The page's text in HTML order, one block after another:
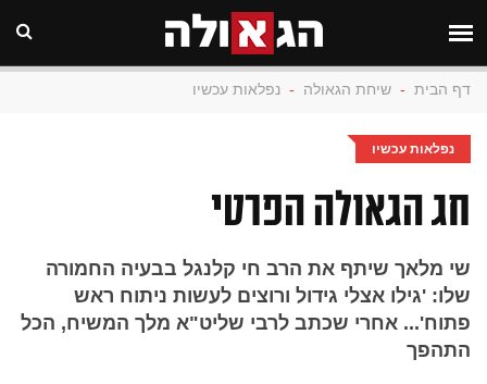
דף הבית - שיחת הגאולה - נפלאות עכשיו
נפלאות עכשיו
חג הגאולה הפרטי
שי מלאך שיתף את הרב חי קלנגל בבעיה החמורה
שלו: 'גילו אצלי גידול ורוצים לעשות ניתוח ראש
פתוח'... אחרי שכתב לרבי שליט"א מלך המשיח, הכל
התהפך